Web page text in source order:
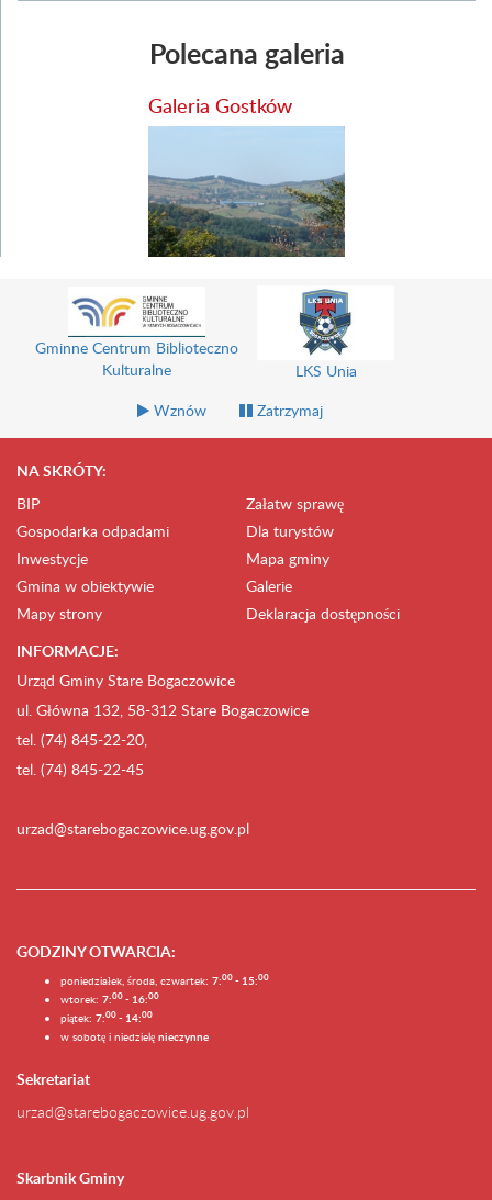
Polecana galeria
Galeria Gostków
Uniwersytet Trzeciego Wieku
Wznów Zatrzymaj
NA SKRÓTY:
BIP
Załatw sprawę
Gospodarka odpadami
Dla turystów
Inwestycje
Mapa gminy
Gmina w obiektywie
Galerie
Mapy strony
Deklaracja dostępności
INFORMACJE:
Urząd Gminy Stare Bogaczowice
ul. Główna 132, 58-312 Stare Bogaczowice
tel. (74) 845-22-20,
tel. (74) 845-22-45
urzad@starebogaczowice.ug.gov.pl
GODZINY OTWARCIA:
poniedziałek, środa, czwartek: 7:00 - 15:00
wtorek: 7:00 - 16:00
piątek: 7:00 - 14:00
w sobotę i niedzielę nieczynne
Sekretariat
urzad@starebogaczowice.ug.gov.pl
Skarbnik Gminy